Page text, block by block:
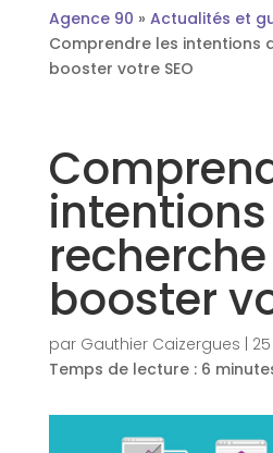
Agence 90 » Actualités et
Comprendre les intentions
booster votre SEO
booster
par Gauthier Caizergues
Temps de lecture : 6